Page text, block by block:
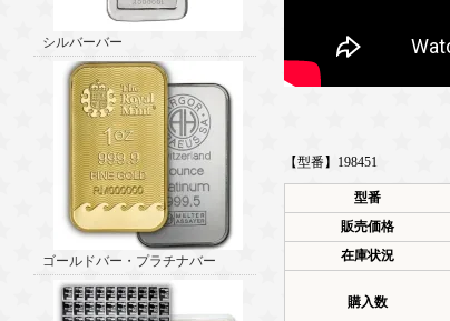
シルバーバー
ゴールドバー・プラチナバー
【型番】198451
型番
販売価格
在庫状況
購入数